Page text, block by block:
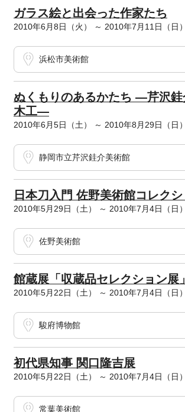
ガラス絵と出会った作家たち
2010年6月8日（火） ～ 2010年7月11日（日）
浜松市美術館
ぬくもりのあるかたち ―芹沢銈
木工―
2010年6月5日（土） ～ 2010年8月29日（日）
静岡市立芹沢銈介美術館
日本刀入門 佐野美術館コレクシ
2010年5月29日（土） ～ 2010年7月4日（日）
佐野美術館
館蔵展「収蔵品セレクション展」
2010年5月22日（土） ～ 2010年7月4日（日）
駿府博物館
初代県知事 関口隆吉展
2010年5月22日（土） ～ 2010年7月4日（日）
常葉美術館